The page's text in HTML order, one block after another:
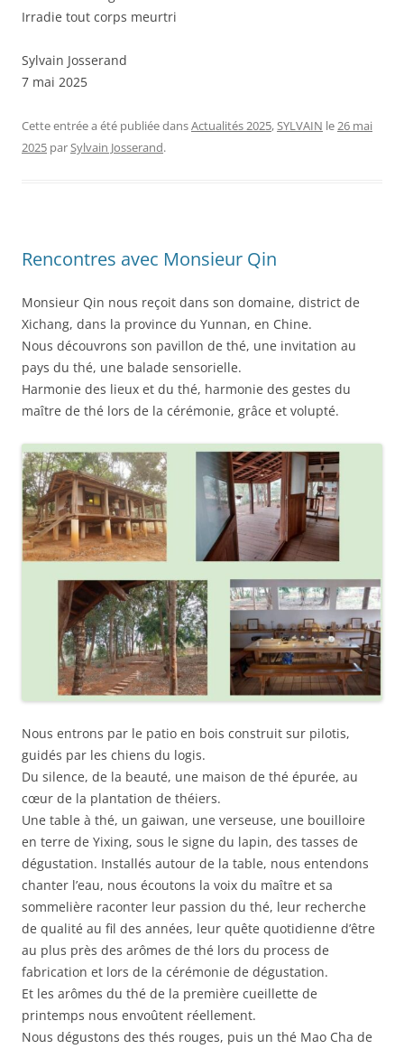
Irradie tout corps meurtri
Sylvain Josserand
7 mai 2025
Cette entrée a été publiée dansActualités 2025,SYLVAIN le26 mai
2025 parSylvain Josserand.
Rencontres avec Monsieur Qin
Monsieur Qin nous reçoit dans son domaine, district de
Xichang, dans la province du Yunnan, en Chine.
Nous découvrons son pavillon de thé, une invitation au
pays du thé, une balade sensorielle.
Harmonie des lieux et du thé, harmonie des gestes du
maître de thé lors de la cérémonie, grâce et volupté.
Nous entrons par le patio en bois construit sur pilotis,
guidés par les chiens du logis.
Du silence, de la beauté, une maison de thé épurée, au
cœur de la plantation de théiers.
Une table à thé, un gaiwan, une verseuse, une bouilloire
en terre de Yixing, sous le signe du lapin, des tasses de
dégustation. Installés autour de la table, nous entendons
chanter l’eau, nous écoutons la voix du maître et sa
sommelière raconter leur passion du thé, leur recherche
de qualité au fil des années, leur quête quotidienne d’être
au plus près des arômes de thé lors du process de
fabrication et lors de la cérémonie de dégustation.
Et les arômes du thé de la première cueillette de
printemps nous envoûtent réellement.
Nous dégustons des thés rouges, puis un thé Mao Cha de